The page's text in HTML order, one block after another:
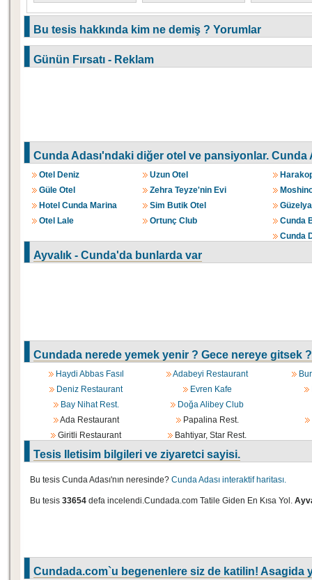
Bu tesis hakkında kim ne demiş ? Yorumlar
Günün Fırsatı - Reklam
Cunda Adası'ndaki diğer otel ve pansiyonlar. Cunda
Otel Deniz Uzun Otel
Güle Otel
Zehra Teyze'nin Evi
Hotel Cunda Marina
Sim Butik Otel
Otel Lale
Ortunç Club
Cunda
Cunda
Ayvalık - Cunda'da bunlarda var
Cundada nerede yemek yenir ? Gece nereye gitsek
Haydi Abbas Fasıl Adabeyi Restaurant
Deniz Restaurant
Evren Kafe
Bay Nihat Rest.
Doğa Alibey Club
Ada Restaurant
Papalina Rest.
Giritli Restaurant
Bahtiyar, Star Rest.
Tesis Iletisim bilgileri ve ziyaretci sayisi.
Bu tesis Cunda Adası'nın neresinde? Cunda Adası interaktif haritası.
Bu tesis 33654 defa incelendi.Cundada.com Tatile Giden En Kısa Yol.
Cundada.com`u begenenlere siz de katilin!